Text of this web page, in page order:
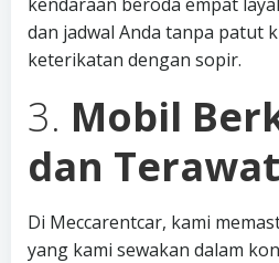
dan jadwal Anda tanpa patut
keterikatan dengan sopir.
3. Mobil
dan Terawat
Di Meccarentcar, kami
yang kami sewakan dalam